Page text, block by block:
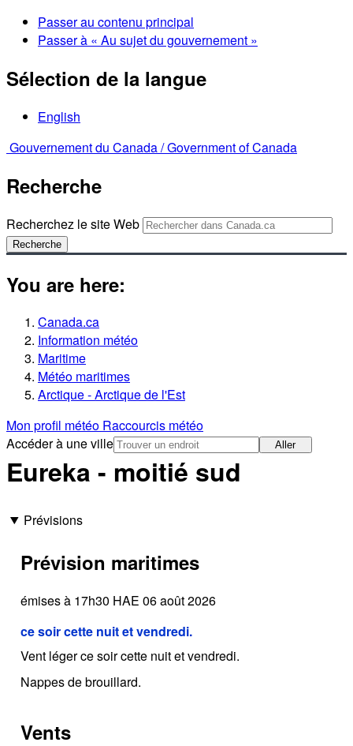
Passer au contenu principal
Passer à « Au sujet du gouvernement »
Sélection de la langue
English
Gouvernement du Canada /Government of Canada
Recherche
Recherchez le site Web
Recherche
You are here:
Canada.ca
Information météo
Maritime
Météo maritimes
Arctique - Arctique de l'Est
Mon profil météo Raccourcis météo
Accéder à une ville
Aller
Eureka - moitié sud
Prévisions
Prévision maritimes
émises à 17h30 HAE 06 août 2026
ce soir cette nuit et vendredi.
Vent léger ce soir cette nuit et vendredi.
Nappes de brouillard.
Vents